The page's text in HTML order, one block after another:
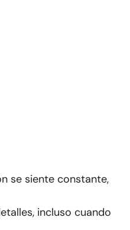
se siente constante,
incluso cuando